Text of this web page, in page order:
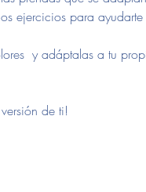
ejercicios para
y adáptalas a tu
de ti!